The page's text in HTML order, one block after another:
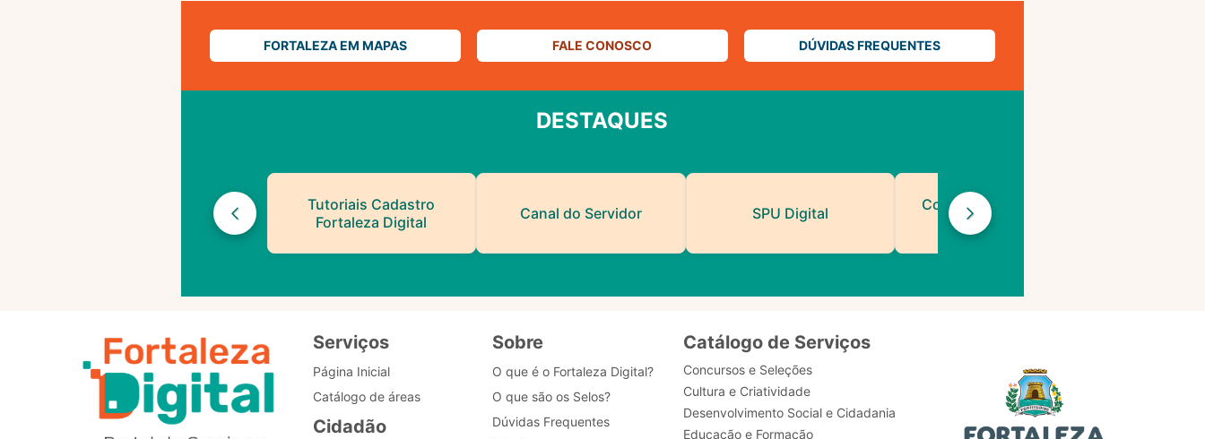
FORTALEZA EM MAPAS FALE CONOSCO DÚVIDAS FREQUENTES
DESTAQUES
Tutoriais Cadastro
Fortaleza Digital
Canal do Servidor SPU Digital
Contatos de Protocolo
da PMF
Serviços
Página Inicial
Catálogo de áreas
Cidadão
Sobre
O que é o Fortaleza Digital?
O que são os Selos?
Dúvidas Frequentes
Catálogo de Serviços
Concursos e Seleções
Cultura e Criatividade
Desenvolvimento Social e Cidadania
Educação e Formação